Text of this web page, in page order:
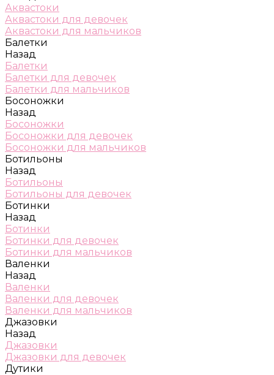
Аквастоки
Аквастоки для девочек
Аквастоки для мальчиков
Балетки
Назад
Балетки
Балетки для девочек
Балетки для мальчиков
Босоножки
Назад
Босоножки
Босоножки для девочек
Босоножки для мальчиков
Ботильоны
Назад
Ботильоны
Ботильоны для девочек
Ботинки
Назад
Ботинки
Ботинки для девочек
Ботинки для мальчиков
Валенки
Назад
Валенки
Валенки для девочек
Валенки для мальчиков
Джазовки
Назад
Джазовки
Джазовки для девочек
Дутики